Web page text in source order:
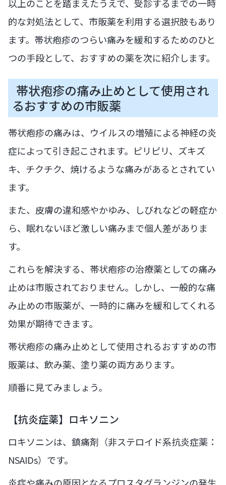
以上のことを踏まえたうえで、受診するまでの一時
的な対処法として、市販薬を利用する選択肢もあり
ます。帯状疱疹のつらい痛みを緩和するためのひと
つの手段として、おすすめの薬を次に紹介します。
帯状疱疹の痛み止めとして使用され
るおすすめの市販薬
帯状疱疹の痛みは、ウイルスの増殖による神経の炎
症によって引き起こされます。ピリピリ、ズキズ
キ、チクチク、焼けるような痛みがあるとされてい
ます。
また、皮膚の違和感やかゆみ、しびれなどの軽症か
ら、眠れないほど激しい痛みまで個人差がありま
す。
これらを解決する、帯状疱疹の治療薬としての痛み
止めは市販されておりません。しかし、一般的な痛
み止めの市販薬が、一時的に痛みを緩和してくれる
効果が期待できます。
帯状疱疹の痛み止めとして使用されるおすすめの市
販薬は、飲み薬、塗り薬の両方あります。
順番に見てみましょう。
【抗炎症薬】ロキソニン
ロキソニンは、鎮痛剤（非ステロイド系抗炎症薬：
NSAIDs）です。
炎症や痛みの原因となるプロスタグランジンの発生